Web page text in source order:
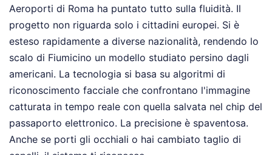
Aeroporti di Roma ha puntato tutto sulla fluidità. Il
progetto non riguarda solo i cittadini europei. Si è
esteso rapidamente a diverse nazionalità, rendendo lo
scalo di Fiumicino un modello studiato persino dagli
americani. La tecnologia si basa su algoritmi di
riconoscimento facciale che confrontano l'immagine
catturata in tempo reale con quella salvata nel chip del
passaporto elettronico. La precisione è spaventosa.
Anche se porti gli occhiali o hai cambiato taglio di